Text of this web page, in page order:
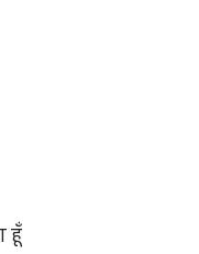
हूँ